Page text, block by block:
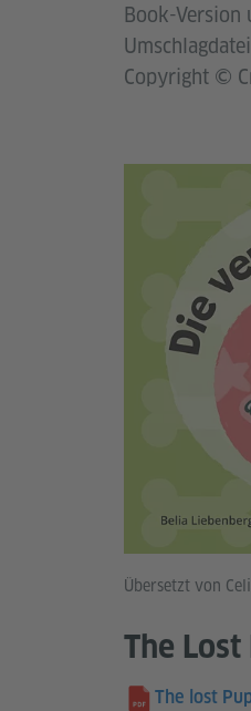
Book-Version
Copyright ©
Übersetzt von
The
The lost